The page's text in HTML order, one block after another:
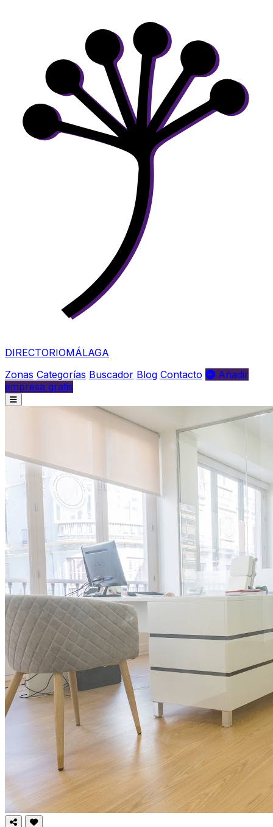
DIRECTORIOMÁLAGA
Zonas Categorías Buscador Blog Contacto
Añadir
empresa gratis